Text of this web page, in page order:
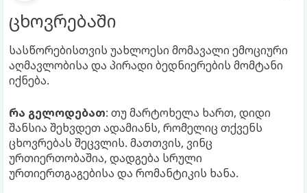
ცხოვრებაში
სასწორებისთვის უახლოესი მომავალი ემოციური
აღმავლობისა და პირადი ბედნიერების მომტანი
იქნება.
რა გელოდებათ: თუ მარტოხელა ხართ, დიდი
შანსია შეხვდეთ ადამიანს, რომელიც თქვენს
ცხოვრებას შეცვლის. მათთვის, ვინც
ურთიერთობაშია, დადგება სრული
ურთიერთგაგებისა და რომანტიკის ხანა.